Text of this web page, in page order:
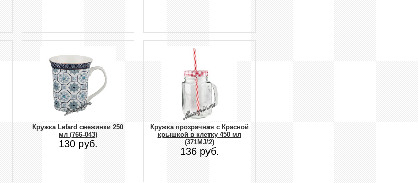
Кружка Lefard снежинки 250
мл (766-043)
130 руб.
Кружка прозрачная с Красной
крышкой в клетку 450 мл
(371MJ/2)
136 руб.